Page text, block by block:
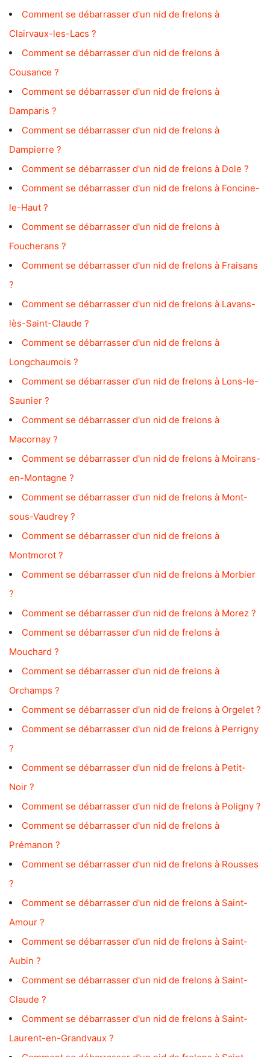
Comment se débarrasser d'un nid de frelons à
Clairvaux-les-Lacs ?
Comment se débarrasser d'un nid de frelons à
Cousance ?
Comment se débarrasser d'un nid de frelons à
Damparis ?
Comment se débarrasser d'un nid de frelons à
Dampierre ?
Comment se débarrasser d'un nid de frelons à Dole ?
Comment se débarrasser d'un nid de frelons à Foncine-
le-Haut ?
Comment se débarrasser d'un nid de frelons à
Foucherans ?
Comment se débarrasser d'un nid de frelons à Fraisans
?
Comment se débarrasser d'un nid de frelons à Lavans-
lès-Saint-Claude ?
Comment se débarrasser d'un nid de frelons à
Longchaumois ?
Comment se débarrasser d'un nid de frelons à Lons-le-
Saunier ?
Comment se débarrasser d'un nid de frelons à
Macornay ?
Comment se débarrasser d'un nid de frelons à Moirans-
en-Montagne ?
Comment se débarrasser d'un nid de frelons à Mont-
sous-Vaudrey ?
Comment se débarrasser d'un nid de frelons à
Montmorot ?
Comment se débarrasser d'un nid de frelons à Morbier
?
Comment se débarrasser d'un nid de frelons à Morez ?
Comment se débarrasser d'un nid de frelons à
Mouchard ?
Comment se débarrasser d'un nid de frelons à
Orchamps ?
Comment se débarrasser d'un nid de frelons à Orgelet ?
Comment se débarrasser d'un nid de frelons à Perrigny
?
Comment se débarrasser d'un nid de frelons à Petit-
Noir ?
Comment se débarrasser d'un nid de frelons à Poligny ?
Comment se débarrasser d'un nid de frelons à
Prémanon ?
Comment se débarrasser d'un nid de frelons à Rousses
?
Comment se débarrasser d'un nid de frelons à Saint-
Amour ?
Comment se débarrasser d'un nid de frelons à Saint-
Aubin ?
Comment se débarrasser d'un nid de frelons à Saint-
Claude ?
Comment se débarrasser d'un nid de frelons à Saint-
Laurent-en-Grandvaux ?